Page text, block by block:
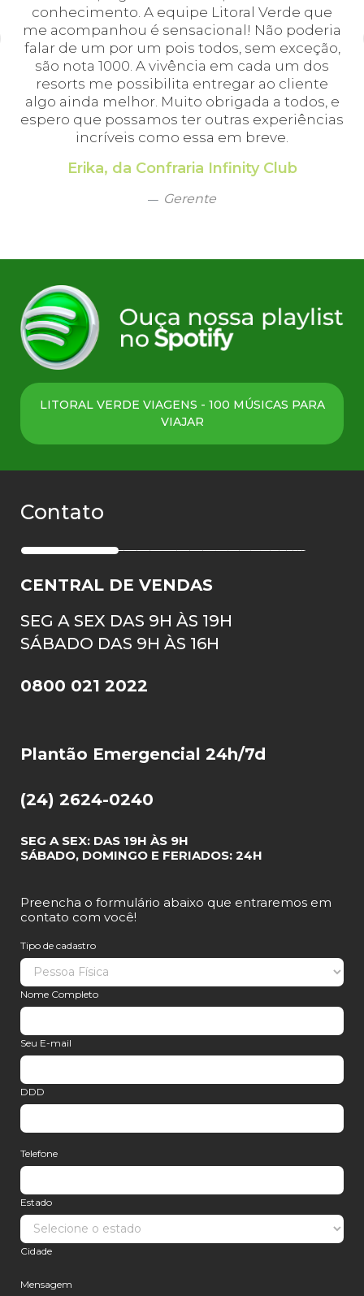
conhecimento. A equipe Litoral Verde que
me acompanhou é sensacional! Não poderia
falar de um por um pois todos, sem exceção,
são nota 1000. A vivência em cada um dos
resorts me possibilita entregar ao cliente
algo ainda melhor. Muito obrigada a todos, e
espero que possamos ter outras experiências
incríveis como essa em breve.
Erika, da Confraria Infinity Club
Gerente
LITORAL VERDE VIAGENS - 100 MÚSICAS PARA
VIAJAR
Contato
CENTRAL DE VENDAS
SEG A SEX DAS 9H ÀS 19H
SÁBADO DAS 9H ÀS 16H
0800 021 2022
Plantão Emergencial 24h/7d
(24) 2624-0240
SEG A SEX: DAS 19H ÀS 9H
SÁBADO, DOMINGO E FERIADOS: 24H
Preencha o formulário abaixo que entraremos em
contato com você!
Tipo de cadastro
Nome Completo
Seu E-mail
DDD
Telefone
Estado
Cidade
Mensagem